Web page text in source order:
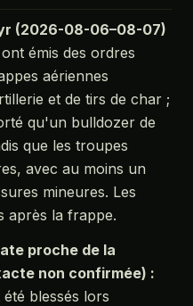
(2026-08-06–08-07)
émis des ordres
aériennes
et de tirs de char ;
qu'un bulldozer de
que les troupes
avec au moins un
mineures. Les
après la frappe.
proche de la
non confirmée) :
blessés lors